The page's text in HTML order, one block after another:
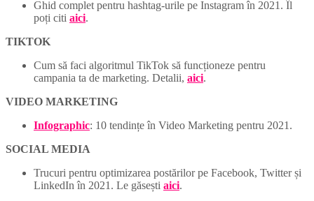
Ghid complet pentru hashtag-urile pe Instagram în 2021. Îl
poți citi aici.
TIKTOK
Cum să faci algoritmul TikTok să funcționeze pentru
campania ta de marketing. Detalii, aici.
VIDEO MARKETING
Infographic: 10 tendințe în Video Marketing pentru 2021.
SOCIAL MEDIA
Trucuri pentru optimizarea postărilor pe Facebook, Twitter și
LinkedIn în 2021. Le găsești aici.